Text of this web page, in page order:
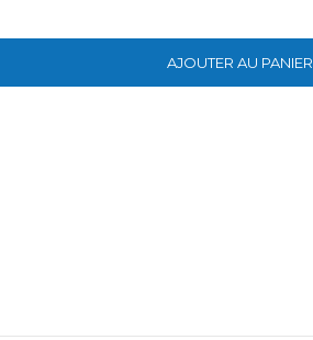
AJOUTER AU PANIER